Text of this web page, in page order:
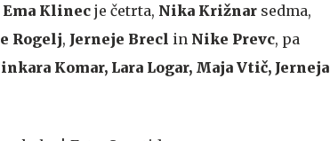
Ema Klinec je četrta, Nika Križnar sedma,
Rogelj, Jerneje Brecl in Nike Prevc, pa
Komar, Lara Logar, Maja Vtič, Jerneja